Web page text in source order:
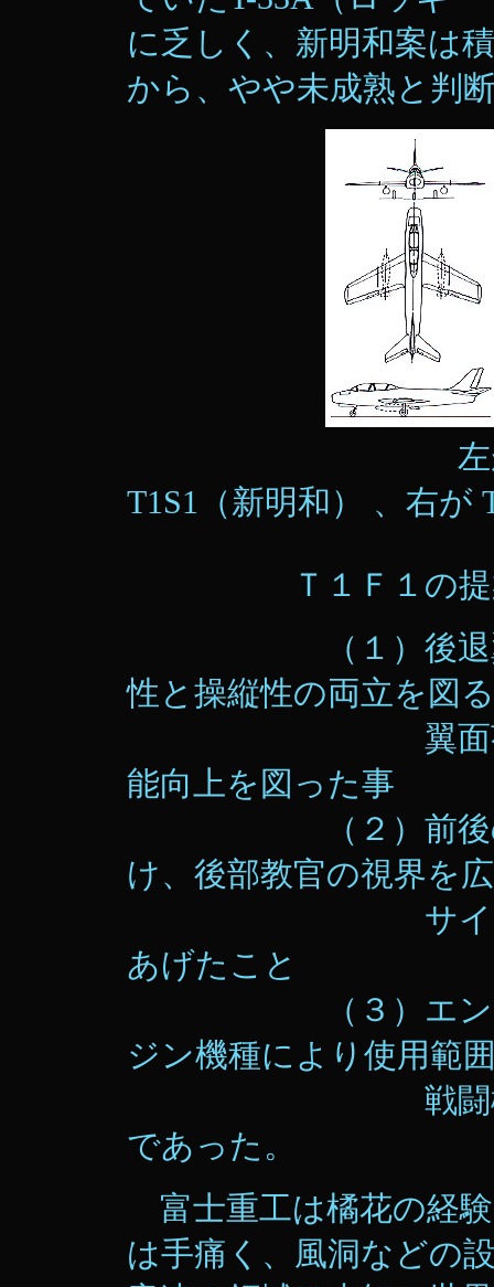
に乏しく、新明和案は
から、やや未成熟と判
左が T1F1（
T1S1（新明和） 、右が
Ｔ１Ｆ１の提案
（１）後退翼を
性と操縦性の両立を図
翼面荷重を小
能向上を図った事
（２）前後の座
け、後部教官の視界を
サイドバイサ
あげたこと
（３）エンジン
ジン機種により使用範
戦闘機にも改
であった。
富士重工は橘花の経
は手痛く、風洞などの